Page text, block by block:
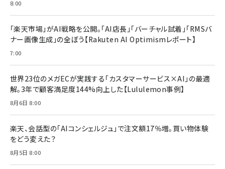
マーケティングの真実 P&G・グリコで学んだ失敗
￥2,200
ママ投資家が育休中に１億貯めた株式投資
￥1,870
￥1,980
フィードバック経営 「沈黙の組織」から「高め合う
Amazonランキングをもっと見る
8:00
「楽天市場」がAI戦略を公開。「AI店長」「バーチャル試着」「RMSバ
ナー画像生成」の全ぼう【Rakuten AI Optimismレポート】
7:00
世界23位のメガECが実践する「カスタマーサービス×AI」の最適
解。3年で顧客満足度144%向上した【Lululemon事例】
8月6日 8:00
楽天、会話型の「AIコンシェルジュ」で注文額17％増。買い物体験
をどう変えた？
8月5日 8:00